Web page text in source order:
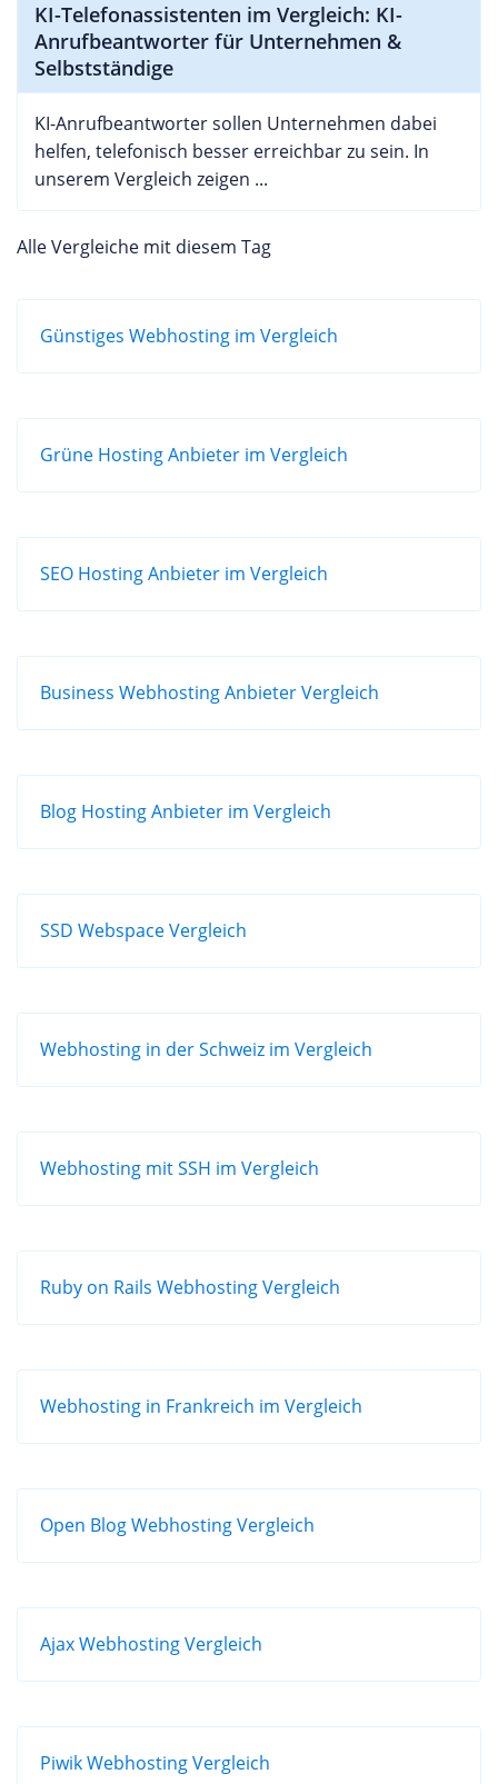
KI-Telefonassistenten im Vergleich: KI-
Anrufbeantworter für Unternehmen &
Selbstständige
KI-Anrufbeantworter sollen Unternehmen dabei
helfen, telefonisch besser erreichbar zu sein. In
unserem Vergleich zeigen ...
Alle Vergleiche mit diesem Tag
Günstiges Webhosting im Vergleich
Grüne Hosting Anbieter im Vergleich
SEO Hosting Anbieter im Vergleich
Business Webhosting Anbieter Vergleich
Blog Hosting Anbieter im Vergleich
SSD Webspace Vergleich
Webhosting in der Schweiz im Vergleich
Webhosting mit SSH im Vergleich
Ruby on Rails Webhosting Vergleich
Webhosting in Frankreich im Vergleich
Open Blog Webhosting Vergleich
Ajax Webhosting Vergleich
Piwik Webhosting Vergleich